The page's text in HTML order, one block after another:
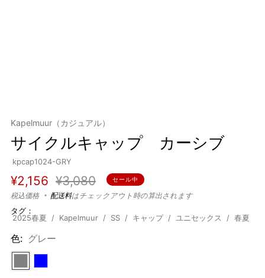
Kapelmuur（カジュアル）
サイクルキャップ カーシブ
kpcap1024-GRY
通
常
価
格
¥2,156 セ
ー
ル
¥3,080 セール中
税込価格 配送料はチェックアウト時の算出されます
タグ：
2025春夏 Kapelmuur SS キャップ ユニセックス 春夏
色: グレー